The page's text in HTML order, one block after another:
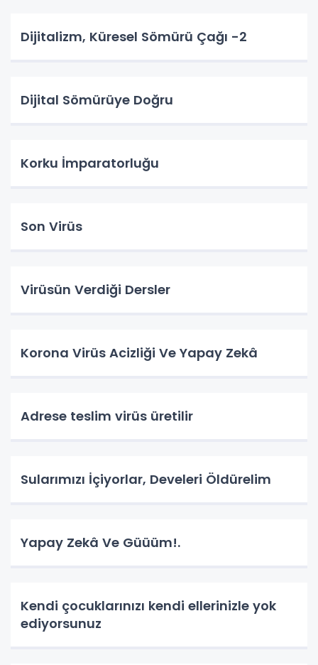
Dijitalizm, Küresel Sömürü Çağı -2
Dijital Sömürüye Doğru
Korku İmparatorluğu
Son Virüs
Virüsün Verdiği Dersler
Korona Virüs Acizliği Ve Yapay Zekâ
Adrese teslim virüs üretilir
Sularımızı İçiyorlar, Develeri Öldürelim
Yapay Zekâ Ve Güüüm!.
Kendi çocuklarınızı kendi ellerinizle yok
ediyorsunuz